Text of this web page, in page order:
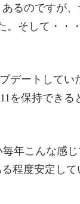
るのですが
そして・・
デートしてい
を保持でき
年こんな感
程度安定し